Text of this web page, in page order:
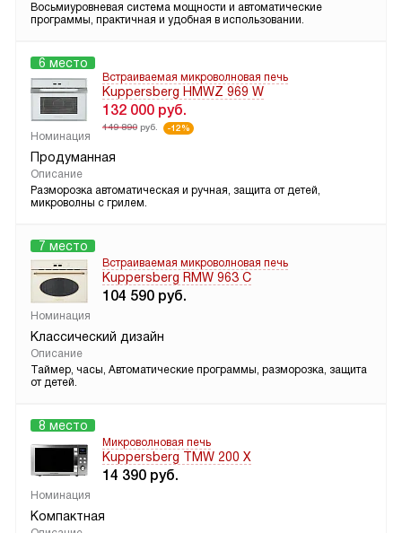
Восьмиуровневая система мощности и автоматические
программы, практичная и удобная в использовании.
6 место
Встраиваемая микроволновая печь
Kuppersberg HMWZ 969 W
132 000 руб.
149 890 руб. -12%
Номинация
Продуманная
Описание
Разморозка автоматическая и ручная, защита от детей,
микроволны с грилем.
7 место
Встраиваемая микроволновая печь
Kuppersberg RMW 963 C
104 590 руб.
Номинация
Классический дизайн
Описание
Таймер, часы, Автоматические программы, разморозка, защита
от детей.
8 место
Микроволновая печь
Kuppersberg TMW 200 X
14 390 руб.
Номинация
Компактная